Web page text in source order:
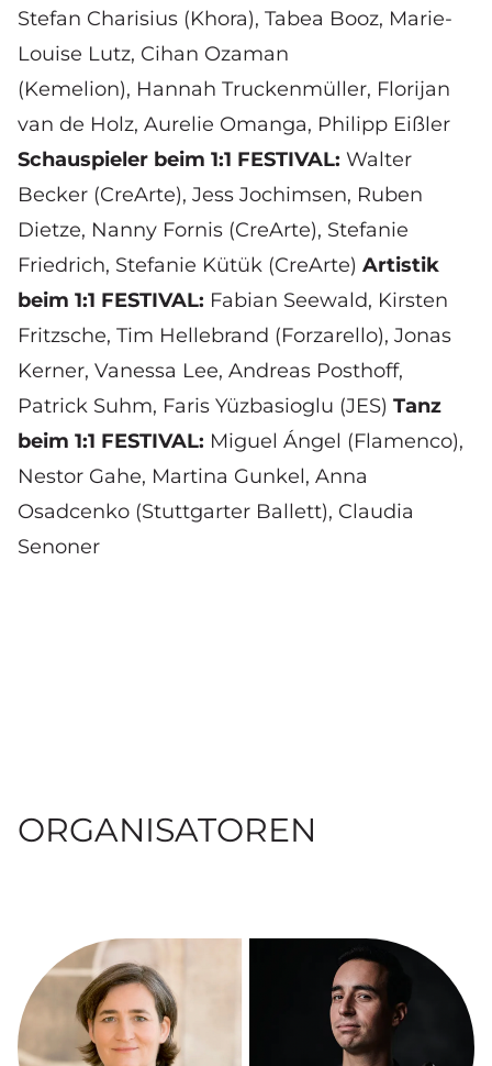
Stefan Charisius (Khora), Tabea Booz, Marie-
Louise Lutz, Cihan Ozaman
(Kemelion), Hannah Truckenmüller, Florijan
van de Holz, Aurelie Omanga, Philipp Eißler
Schauspieler beim 1:1 FESTIVAL: Walter
Becker (CreArte), Jess Jochimsen, Ruben
Dietze, Nanny Fornis (CreArte), Stefanie
Friedrich, Stefanie Kütük (CreArte) Artistik
beim 1:1 FESTIVAL: Fabian Seewald, Kirsten
Fritzsche, Tim Hellebrand (Forzarello), Jonas
Kerner, Vanessa Lee, Andreas Posthoff,
Patrick Suhm, Faris Yüzbasioglu (JES) Tanz
beim 1:1 FESTIVAL: Miguel Ángel (Flamenco),
Nestor Gahe, Martina Gunkel, Anna
Osadcenko (Stuttgarter Ballett), Claudia
Senoner
ORGANISATOREN